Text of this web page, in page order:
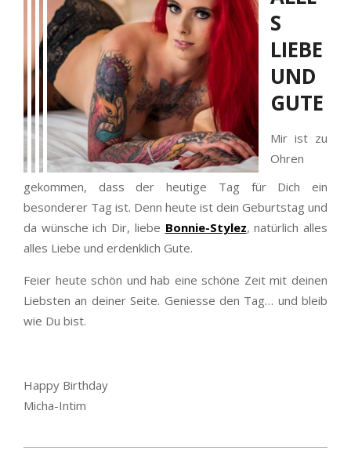
S
LIEBE
UND
GUTE
Mir ist zu
Ohren
gekommen, dass der heutige Tag für Dich ein
besonderer Tag ist. Denn heute ist dein Geburtstag und
da wünsche ich Dir, liebe Bonnie-Stylez, natürlich alles
alles Liebe und erdenklich Gute.
Feier heute schön und hab eine schöne Zeit mit deinen
Liebsten an deiner Seite. Geniesse den Tag… und bleib
wie Du bist.
Happy Birthday
Micha-Intim